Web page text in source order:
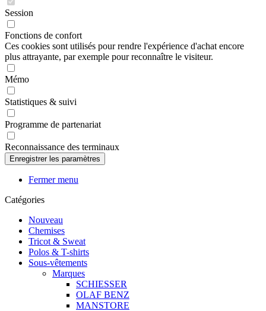
Session
Fonctions de confort
Ces cookies sont utilisés pour rendre l'expérience d'achat encore
plus attrayante, par exemple pour reconnaître le visiteur.
Mémo
Statistiques & suivi
Programme de partenariat
Reconnaissance des terminaux
Fermer menu
Catégories
Nouveau
Chemises
Tricot & Sweat
Polos & T-shirts
Sous-vêtements
Marques
SCHIESSER
OLAF BENZ
MANSTORE